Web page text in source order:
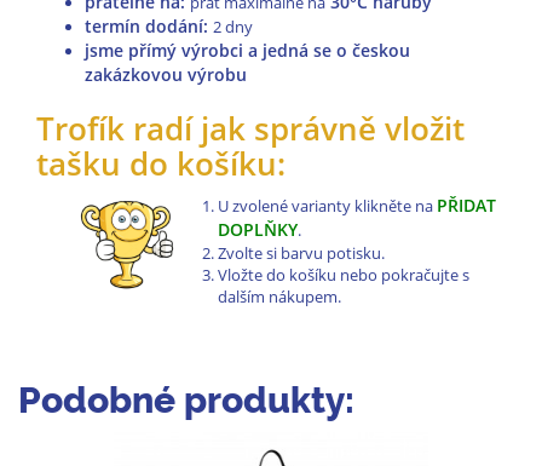
termín dodání: 2 dny
jsme přímý výrobci a jedná se o českou
zakázkovou výrobu
Trofík radí jak správně vložit
tašku do košíku:
U zvolené varianty klikněte na PŘIDAT
DOPLŇKY.
Zvolte si barvu potisku.
Vložte do košíku nebo pokračujte s
dalším nákupem.
Podobné produkty: